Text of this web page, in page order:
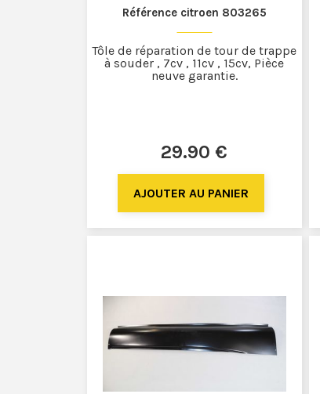
Référence citroen 803265
29.90 €
Tôle de réparation de tour de trappe
à souder , 7cv , 11cv , 15cv, Pièce
neuve garantie.